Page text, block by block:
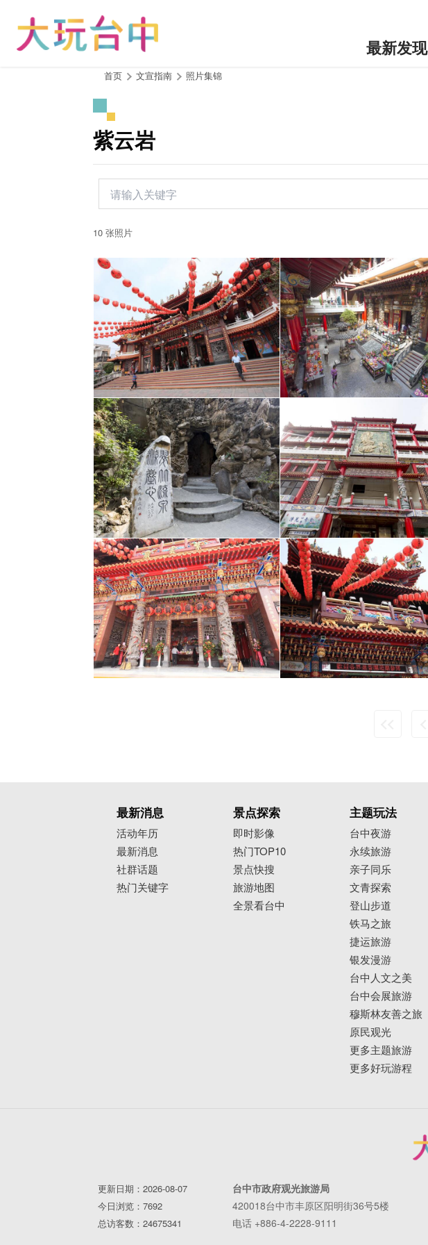
最新发现
首页 文宣指南 照片集锦
紫云岩
10 张照片
最新消息
活动年历
最新消息
社群话题
热门关键字
景点探索
即时影像
热门TOP10
景点快搜
旅游地图
全景看台中
主题玩法
台中夜游
永续旅游
亲子同乐
文青探索
登山步道
铁马之旅
捷运旅游
银发漫游
台中人文之美
台中会展旅游
穆斯林友善之旅
原民观光
更多主题旅游
更多好玩游程
更新日期：2026-08-07
今日浏览：7692
总访客数：24675341
台中市政府观光旅游局
420018台中市丰原区阳明街36号5楼
电话 +886-4-2228-9111